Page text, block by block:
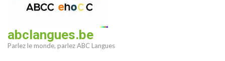
abclangues.be
Parlez le monde, parlez ABC Langues